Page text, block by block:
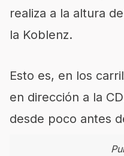
realiza a la altura
la Koblenz.
Esto es, en los
en dirección a la
desde poco antes